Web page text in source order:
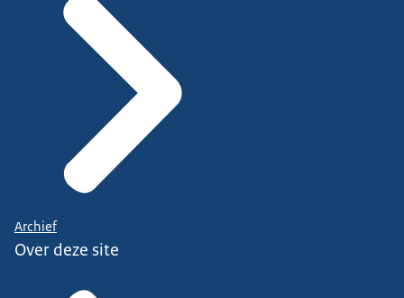
Archief
Over deze site